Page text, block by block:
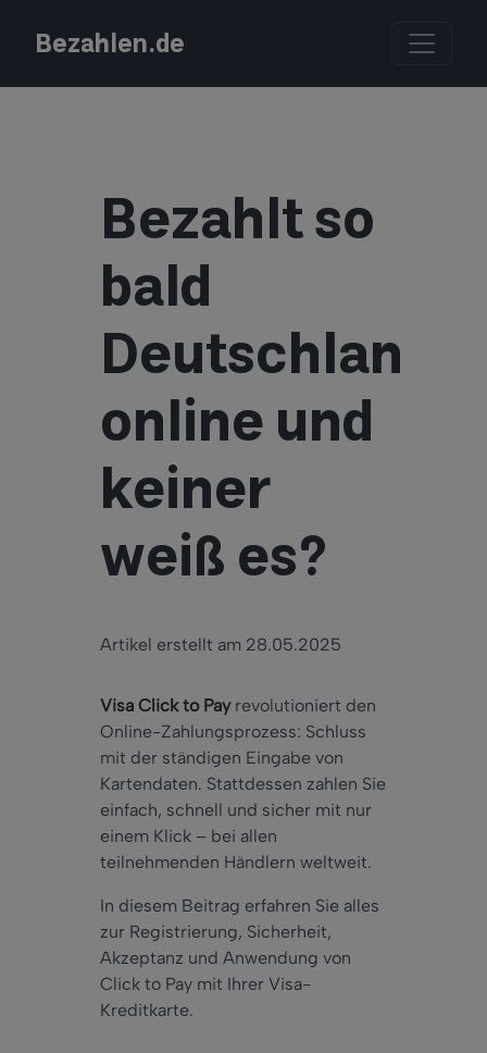
Bezahlen.de
Bezahlt so
bald
Deutschland
online und
keiner
weiß es?
Artikel erstellt am 28.05.2025
Visa Click to Payrevolutioniert den
Online-Zahlungsprozess: Schluss
mit der ständigen Eingabe von
Kartendaten. Stattdessen zahlen Sie
einfach, schnell und sicher mit nur
einem Klick – bei allen
teilnehmenden Händlern weltweit.
In diesem Beitrag erfahren Sie alles
zur Registrierung, Sicherheit,
Akzeptanz und Anwendung von
Click to Pay mit Ihrer Visa-
Kreditkarte.